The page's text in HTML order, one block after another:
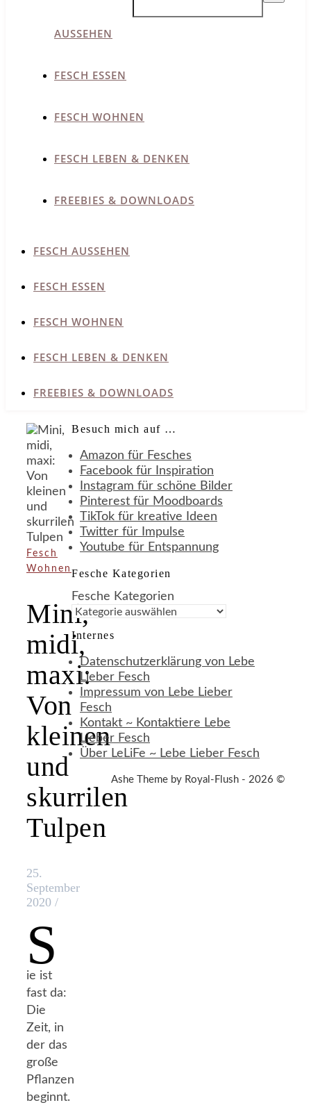
AUSSEHEN
FESCH ESSEN
FESCH WOHNEN
FESCH LEBEN & DENKEN
FREEBIES & DOWNLOADS
FESCH AUSSEHEN
FESCH ESSEN
FESCH WOHNEN
FESCH LEBEN & DENKEN
FREEBIES & DOWNLOADS
Fesch
Wohnen
Mini,
midi,
maxi:
Von
kleinen
und
skurrilen
Tulpen
25.
September
2020 /
S
ie ist
fast da:
Die
Zeit, in
der das
große
Pflanzen
beginnt.
Besuch mich auf …
Amazon für Fesches
Facebook für Inspiration
Instagram für schöne Bilder
Pinterest für Moodboards
TikTok für kreative Ideen
Twitter für Impulse
Youtube für Entspannung
Fesche Kategorien
Fesche Kategorien
Internes
Datenschutzerklärung von Lebe
Lieber Fesch
Impressum von Lebe Lieber
Fesch
Kontakt ~ Kontaktiere Lebe
Lieber Fesch
Über LeLiFe ~ Lebe Lieber Fesch
Ashe Theme by Royal-Flush - 2026 ©